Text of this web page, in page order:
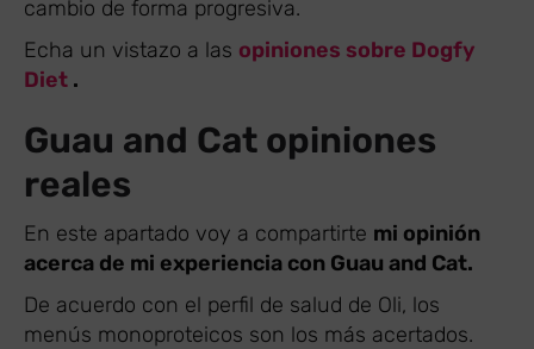
cambio de forma progresiva.
Echa un vistazo a las opiniones sobre Dogfy
Diet .
Guau and Cat opiniones
reales
En este apartado voy a compartirte mi opinión
acerca de mi experiencia con Guau and Cat.
De acuerdo con el perfil de salud de Oli, los
menús monoproteicos son los más acertados.